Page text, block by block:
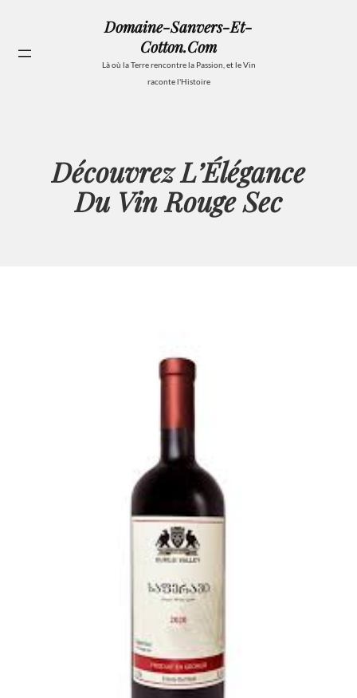
contenu
Domaine-Sanvers-Et-
Cotton.com
Là où la Terre rencontre la Passion, et le Vin
raconte l'Histoire
Découvrez L’Élégance
Du Vin Rouge Sec